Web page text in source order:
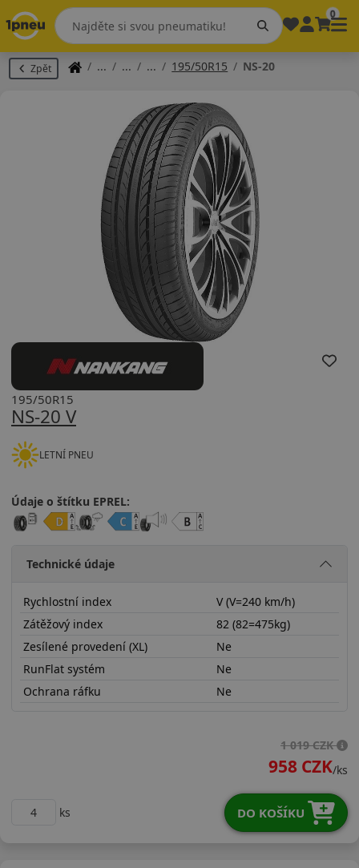
0
Zpět 195/50R15 NS-20
NS-20 V
195/50R15
LETNÍ PNEU
Údaje o štítku EPREL:
Technické údaje
Rychlostní index
V (V=240 km/h)
Zátěžový index
82 (82=475kg)
Zesílené provedení (XL)
Ne
RunFlat systém
Ne
Ochrana ráfku
Ne
1 019 CZK
958 CZK/ks
ks DO KOŠÍKU